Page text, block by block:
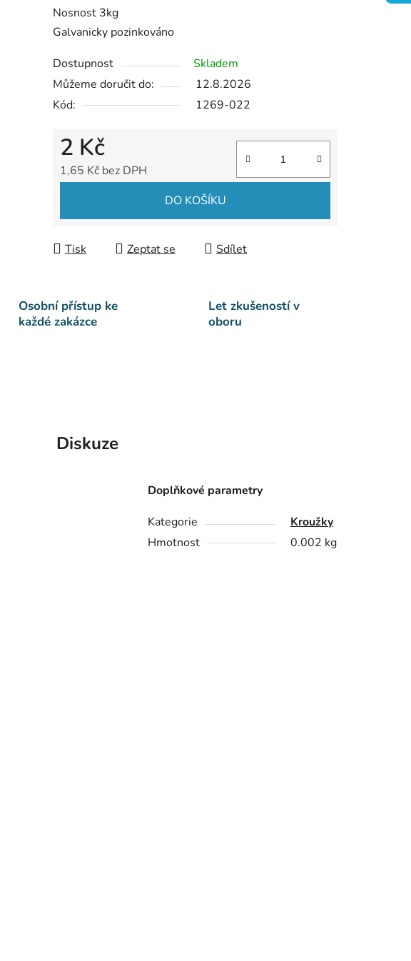
5
hvězdiček.
Nosnost 3kg
Galvanicky pozinkováno
Dostupnost
Skladem
Můžeme doručit do:
12.8.2026
Kód:
1269-022
2 Kč
1,65 Kč bez DPH
DO KOŠÍKU
Tisk Zeptat se Sdílet
Osobní přístup ke
každé zakázce
Let zkušeností v
oboru
Diskuze
Doplňkové parametry
Kategorie
Kroužky
Hmotnost
0.002 kg